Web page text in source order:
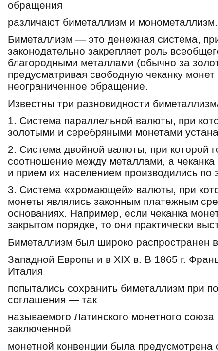
обращения
различают биметаллизм и монометаллизм.
Биметаллизм — это денежная система,
законодательно закрепляет роль
благородными металлами (обычно за
предусматривая свободную чеканку
неограниченное обращение.
Известны три разновидности
1. Система параллельной валюты, при
золотыми и серебряными монетами
2. Система двойной валюты, при которой
соотношение между металлами, а
и прием их населением производились
3. Система «хромающей» валюты, при
монеты являлись законным платежным
основаниях. Например, если чеканка
закрытом порядке, то они практически
Биметаллизм был широко распространен
Западной Европы и в XIX в. В 1865 г.
Италия
попытались сохранить биметаллизм при
соглашения — так
называемого Латинского монетного
заключенной
монетной конвенции была предусмотрена